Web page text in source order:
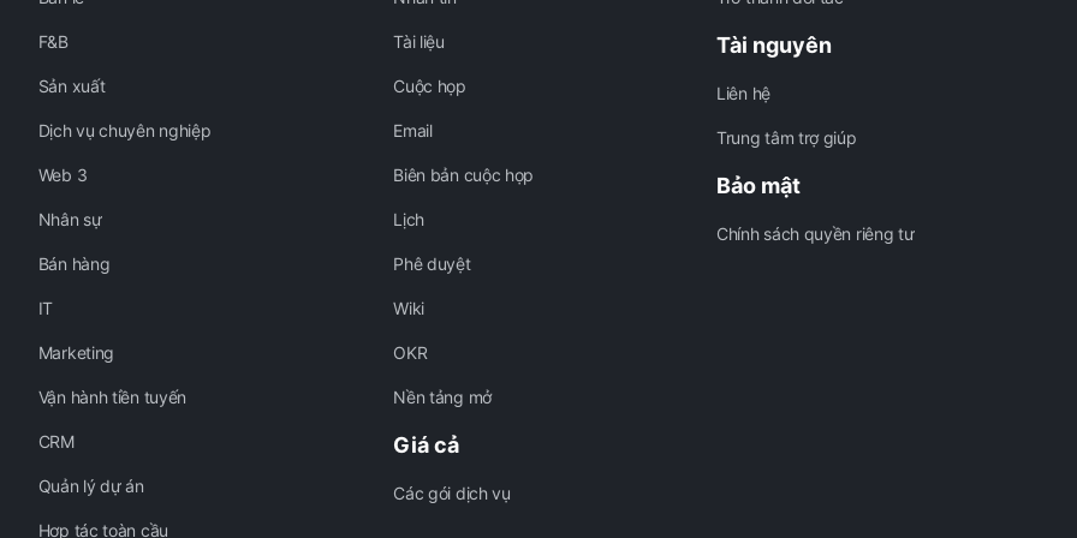
F&B
Sản xuất
Dịch vụ chuyên nghiệp
Web 3
Nhân sự
Bán hàng
IT
Marketing
Vận hành tiền tuyến
CRM
Quản lý dự án
Hợp tác toàn cầu
Tài liệu
Cuộc họp
Email
Biên bản cuộc họp
Lịch
Phê duyệt
Wiki
OKR
Nền tảng mở
Giá cả
Các gói dịch vụ
Tài nguyên
Liên hệ
Trung tâm trợ giúp
Bảo mật
Chính sách quyền riêng tư